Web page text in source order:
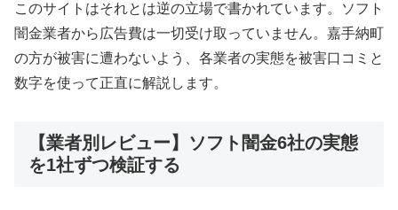
このサイトはそれとは逆の立場で書かれています。ソフト
闇金業者から広告費は一切受け取っていません。嘉手納町
の方が被害に遭わないよう、各業者の実態を被害口コミと
数字を使って正直に解説します。
【業者別レビュー】ソフト闇金6社の実態
を1社ずつ検証する